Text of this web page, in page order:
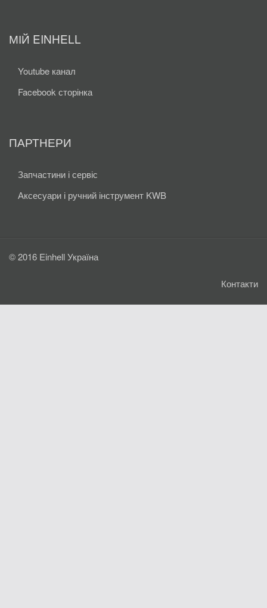
МІЙ EINHELL
Youtube канал
Facebook сторінка
ПАРТНЕРИ
Запчастини і сервіс
Аксесуари і ручний інструмент KWB
© 2016 Einhell Україна
Контакти